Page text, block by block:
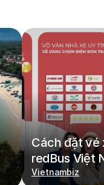
Cách đặt vé
redBus Việt
Vietnambiz